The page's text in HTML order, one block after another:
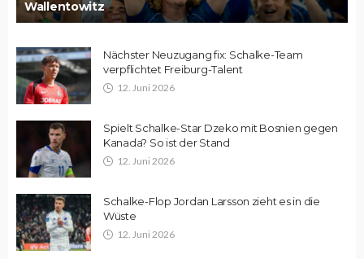
Wallentowitz
Nächster Neuzugang fix: Schalke-Team
verpflichtet Freiburg-Talent
12. Juni 2026
Spielt Schalke-Star Dzeko mit Bosnien gegen
Kanada? So ist der Stand
12. Juni 2026
Schalke-Flop Jordan Larsson zieht es in die
Wüste
12. Juni 2026